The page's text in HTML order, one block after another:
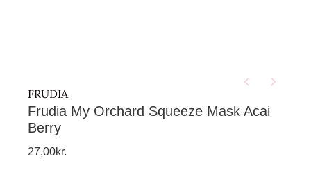
FRUDIA
Frudia My Orchard Squeeze Mask Acai
Berry
27,00kr.